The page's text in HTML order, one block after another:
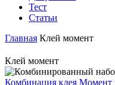
Тест
Статьи
Главная Клей момент
Клей момент
Комбинация клея Момент